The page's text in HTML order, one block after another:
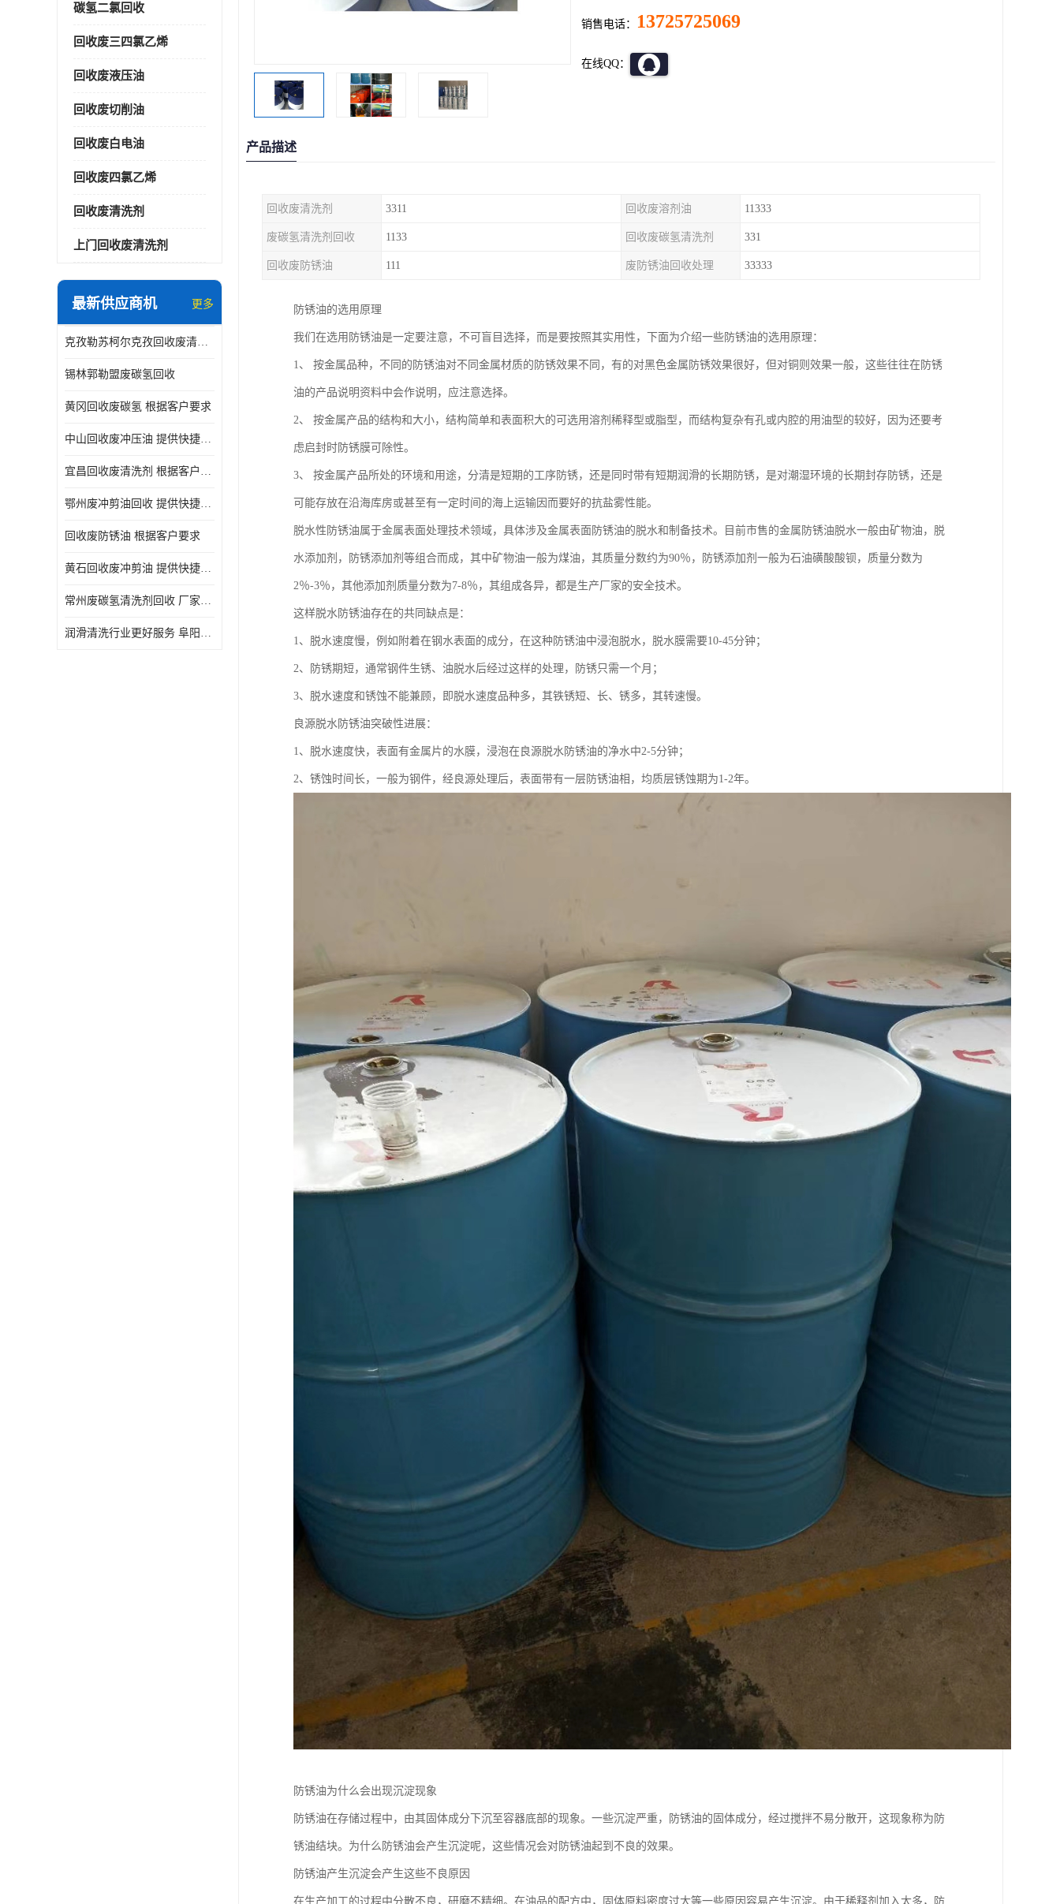
碳氢二氯回收
回收废三四氯乙烯
回收废液压油
回收废切削油
回收废白电油
回收废四氯乙烯
回收废清洗剂
上门回收废清洗剂
最新供应商机 更多
克孜勒苏柯尔克孜回收废清洗剂
锡林郭勒盟废碳氢回收
黄冈回收废碳氢 根据客户要求
中山回收废冲压油 提供快捷上门处理
宜昌回收废清洗剂 根据客户要求
鄂州废冲剪油回收 提供快捷上门处理
回收废防锈油 根据客户要求
黄石回收废冲剪油 提供快捷上门处理
常州废碳氢清洗剂回收 厂家价格
润滑清洗行业更好服务 阜阳回收废防锈油
销售电话： 13725725069
在线QQ：
产品描述
回收废清洗剂 3311 回收废溶剂油 11333
废碳氢清洗剂回收 1133 回收废碳氢清洗剂 331
回收废防锈油 111 废防锈油回收处理 33333
防锈油的选用原理
我们在选用防锈油是一定要注意，不可盲目选择，而是要按照其实用性，下面为介绍一些防锈油的选用原理：
1、 按金属品种，不同的防锈油对不同金属材质的防锈效果不同，有的对黑色金属防锈效果很好，但对铜则效果一般，这些往往在防锈
油的产品说明资料中会作说明，应注意选择。
2、 按金属产品的结构和大小，结构简单和表面积大的可选用溶剂稀释型或脂型，而结构复杂有孔或内腔的用油型的较好，因为还要考
虑启封时防锈膜可除性。
3、 按金属产品所处的环境和用途，分清是短期的工序防锈，还是同时带有短期润滑的长期防锈，是对潮湿环境的长期封存防锈，还是
可能存放在沿海库房或甚至有一定时间的海上运输因而要好的抗盐雾性能。
脱水性防锈油属于金属表面处理技术领域，具体涉及金属表面防锈油的脱水和制备技术。目前市售的金属防锈油脱水一般由矿物油，脱
水添加剂，防锈添加剂等组合而成，其中矿物油一般为煤油，其质量分数约为90％，防锈添加剂一般为石油磺酸酸钡，质量分数为
2％-3％，其他添加剂质量分数为7-8％，其组成各异，都是生产厂家的安全技术。
这样脱水防锈油存在的共同缺点是：
1、脱水速度慢，例如附着在钢水表面的成分，在这种防锈油中浸泡脱水，脱水膜需要10-45分钟；
2、防锈期短，通常钢件生锈、油脱水后经过这样的处理，防锈只需一个月；
3、脱水速度和锈蚀不能兼顾，即脱水速度品种多，其铁锈短、长、锈多，其转速慢。
良源脱水防锈油突破性进展：
1、脱水速度快，表面有金属片的水膜，浸泡在良源脱水防锈油的净水中2-5分钟；
2、锈蚀时间长，一般为钢件，经良源处理后，表面带有一层防锈油相，均质层锈蚀期为1-2年。
防锈油为什么会出现沉淀现象
防锈油在存储过程中，由其固体成分下沉至容器底部的现象。一些沉淀严重，防锈油的固体成分，经过搅拌不易分散开，这现象称为防
锈油结块。为什么防锈油会产生沉淀呢，这些情况会对防锈油起到不良的效果。
防锈油产生沉淀会产生这些不良原因
在生产加工的过程中分散不良，研磨不精细。在油品的配方中，固体原料密度过大等一些原因容易产生沉淀。由于稀释剂加入太多，防